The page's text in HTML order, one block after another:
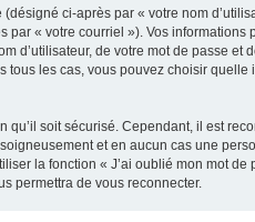
ci-après par « votre nom
« votre courriel »). Vos
d’utilisateur, de votre mot de passe
tous les cas, vous pouvez choisir
soit sécurisé. Cependant, il est
et en aucun cas une
la fonction « J’ai oublié mon mot
permettra de vous reconnecter.